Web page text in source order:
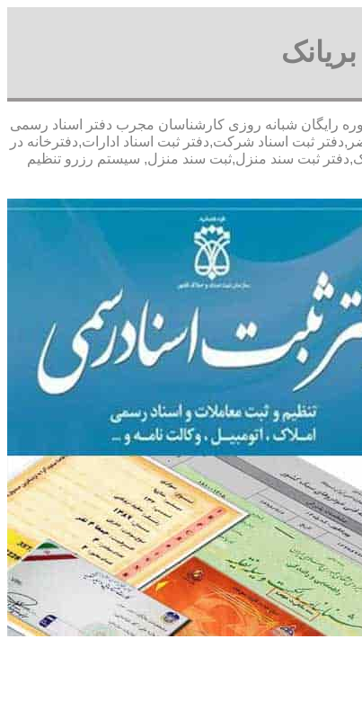
مشاوره رايگان شبانه روزی کارشناسان مجرب دفتر اسناد رسمی
ثبت اسناد شرکت,دفتر ثبت اسناد ادارات,دفترخانه در
ثبت سند منزل,ثبت سند منزل, سیستم رزرو تنظیم